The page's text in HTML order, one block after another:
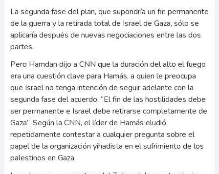
La segunda fase del plan, que supondría un fin permanente
de la guerra y la retirada total de Israel de Gaza, sólo se
aplicaría después de nuevas negociaciones entre las dos
partes.
Pero Hamdan dijo a CNN que la duración del alto el fuego
era una cuestión clave para Hamás, a quien le preocupa
que Israel no tenga intención de seguir adelante con la
segunda fase del acuerdo. “El fin de las hostilidades debe
ser permanente e Israel debe retirarse completamente de
Gaza”. Según la CNN, el líder de Hamás eludió
repetidamente contestar a cualquier pregunta sobre el
papel de la organización yihadista en el sufrimiento de los
palestinos en Gaza.